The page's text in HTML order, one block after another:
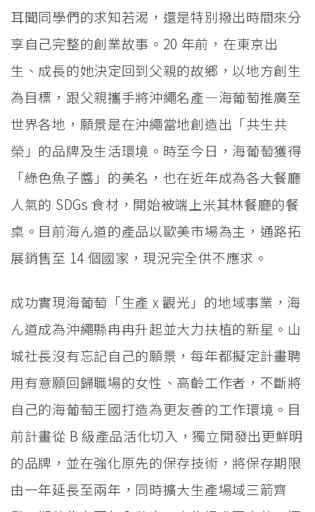
耳聞同學們的求知若渴，還是特別撥出時間來分
享自己完整的創業故事。20 年前，在東京出
生、成長的她決定回到父親的故鄉，以地方創生
為目標，跟父親攜手將沖繩名產—海葡萄推廣至
世界各地，願景是在沖繩當地創造出「共生共
榮」的品牌及生活環境。時至今日，海葡萄獲得
「綠色魚子醬」的美名，也在近年成為各大餐廳
人氣的 SDGs 食材，開始被端上米其林餐廳的餐
桌。目前海ん道的產品以歐美市場為主，通路拓
展銷售至 14 個國家，現況完全供不應求。
成功實現海葡萄「生產 x 觀光」的地域事業，海
ん道成為沖繩縣冉冉升起並大力扶植的新星。山
城社長沒有忘記自己的願景，每年都擬定計畫聘
用有意願回歸職場的女性、高齡工作者，不斷將
自己的海葡萄王國打造為更友善的工作環境。目
前計畫從 B 級產品活化切入，獨立開發出更鮮明
的品牌，並在強化原先的保存技術，將保存期限
由一年延長至兩年，同時擴大生產場域三箭齊